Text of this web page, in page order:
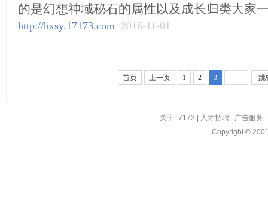
的是幻想神域秘石的属性以及成长归类大家
http://hxsy.17173.com 2016-11-01
首页 上一页 1 2 3 跳
关于17173 人才招聘 广告服务
Copyright ©